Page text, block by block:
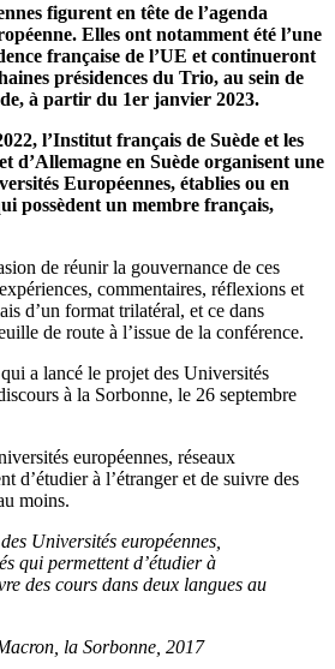
figurent en tête de l’agenda
Elles ont notamment été l’une
française de l’UE et continueront
présidences du Trio, au sein de
à partir du 1er janvier 2023.
l’Institut français de Suède et les
d’Allemagne en Suède organisent une
Européennes, établies ou en
possèdent un membre français,
de réunir la gouvernance de ces
commentaires, réflexions et
d’un format trilatéral, et ce dans
de route à l’issue de la conférence.
a lancé le projet des Universités
à la Sorbonne, le 26 septembre
européennes, réseaux
d’étudier à l’étranger et de suivre des
moins.
Universités européennes,
qui permettent d’étudier à
des cours dans deux langues au
la Sorbonne, 2017